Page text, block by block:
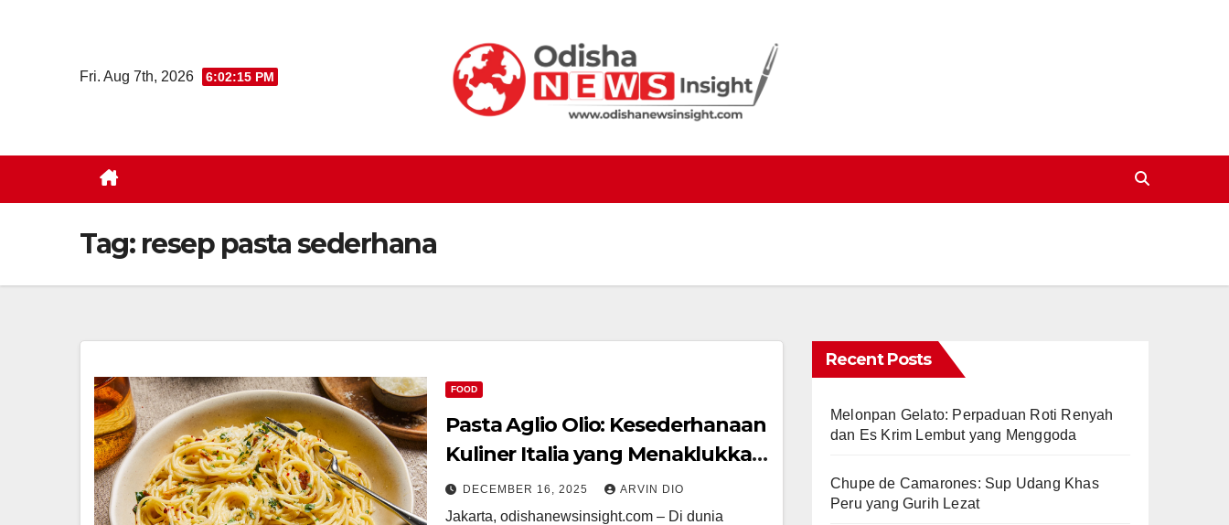
Fri. Aug 7th, 2026 6:02:16 PM
Tag: resep pasta sederhana
FOOD
Pasta Aglio Olio: Kesederhanaan
Kuliner Italia yang Menaklukkan
Lidah Dunia
DECEMBER 16, 2025 ARVIN DIO
Jakarta, odishanewsinsight.com – Di dunia
Recent Posts
Melonpan Gelato: Perpaduan Roti Renyah
dan Es Krim Lembut yang Menggoda
Chupe de Camarones: Sup Udang Khas
Peru yang Gurih Lezat